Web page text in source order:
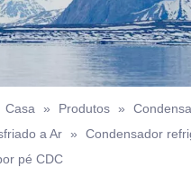
Casa » Produtos »
a Ar »
Condensador
pé CDC